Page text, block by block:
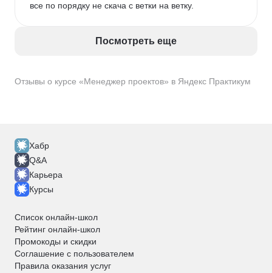
Отзывы о курсе «Менеджер проектов» в Яндекс Практикум
все по порядку не скача с ветки на ветку.
Посмотреть еще
Хабр
Q&A
Карьера
Курсы
Список онлайн-школ
Рейтинг онлайн-школ
Промокоды и скидки
Соглашение с пользователем
Правила оказания услуг